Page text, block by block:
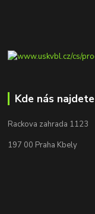
Kde nás najdete
Rackova zahrada 1123
197 00 Praha Kbely